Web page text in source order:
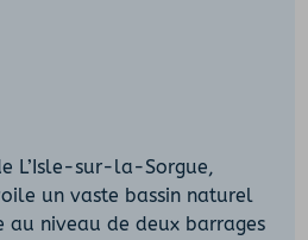
L’Isle-sur-la-Sorgue,
un vaste bassin naturel
au niveau de deux barrages